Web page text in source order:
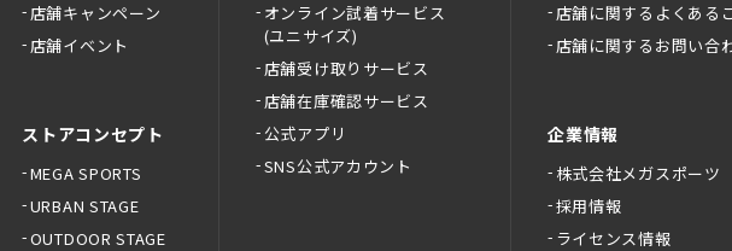
店舗キャンペーン
店舗イベント
ストアコンセプト
MEGA SPORTS
URBAN STAGE
OUTDOOR STAGE
オンライン試着サービス
(ユニサイズ)
店舗受け取りサービス
店舗在庫確認サービス
公式アプリ
SNS公式アカウント
店舗に関するよくある
店舗に関するお問い合
企業情報
株式会社メガスポーツ
採用情報
ライセンス情報